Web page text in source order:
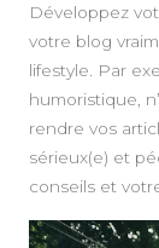
Développez
votre blog
lifestyle. Par
humoristique,
rendre vos
sérieux(e) et
conseils et
A PROPOS